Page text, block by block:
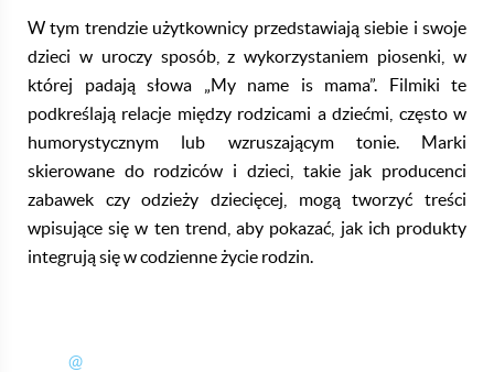
W tym trendzie użytkownicy przedstawiają siebie i swoje
dzieci w uroczy sposób, z wykorzystaniem piosenki, w
której padają słowa „My name is mama”. Filmiki te
podkreślają relacje między rodzicami a dziećmi, często w
humorystycznym lub wzruszającym tonie. ​ Marki
skierowane do rodziców i dzieci, takie jak producenci
zabawek czy odzieży dziecięcej, mogą tworzyć treści
wpisujące się w ten trend, aby pokazać, jak ich produkty
integrują się w codzienne życie rodzin.​
@